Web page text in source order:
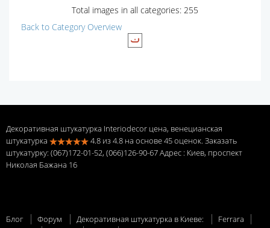
Total images in all categories: 255
Back to Category Overview
Декоративная штукатурка Interiodecor цена, венецианская
штукатурка
4.8 из4.8 на основе45оценок. Заказать
штукатурку: (067)172-01-52, (066)126-90-67 Адрес : Киев, проспект
Николая Бажана 16
Блог Форум Декоративная штукатурка в Киеве:
Ferrara